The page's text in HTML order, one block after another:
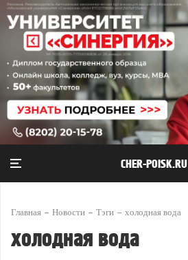
CHER-POISK.RU
Главная Новости Тэги холодная вода
холодная вода